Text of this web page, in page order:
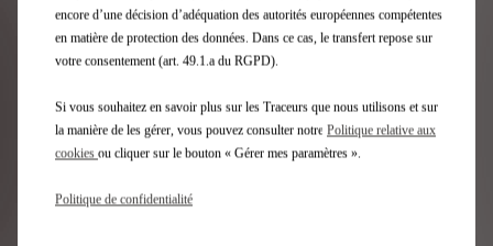
DÉVELOPPEMENT & CONCEPTION
Evaluations du cycle de vie
Sélection de matériaux éco-responsables
PRODUCTION
Utilisation de matériaux recyclés
USAGE
Gestion et élimination des déchets en concession
Pièces de rechange
En savoir plus sur nos pièces de rechange
REPRISE
Reprise du véhicule
Dépollution et pré-traitement
Directive européenne ELV
encore d’une décision d’adéquation des autorités européennes compétentes
en matière de protection des données. Dans ce cas, le transfert repose sur
votre consentement (art. 49.1.a du RGPD).
Si vous souhaitez en savoir plus sur les Traceurs que nous utilisons et sur
la manière de les gérer, vous pouvez consulter notre Politique relative aux
cookies ou cliquer sur le bouton « Gérer mes paramètres ».
Politique de confidentialité